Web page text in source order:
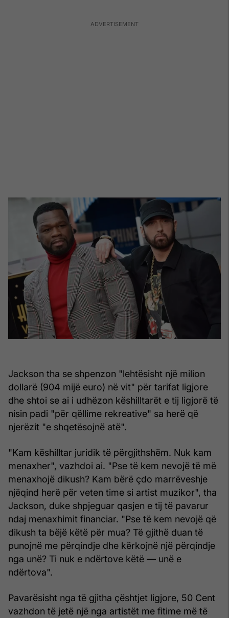
Jackson tha se shpenzon "lehtësisht një milion
dollarë (904 mijë euro) në vit" për tarifat ligjore
dhe shtoi se ai i udhëzon këshilltarët e tij ligjorë të
nisin padi "për qëllime rekreative" sa herë që
njerëzit "e shqetësojnë atë".
"Kam këshilltar juridik të përgjithshëm. Nuk kam
menaxher", vazhdoi ai. "Pse të kem nevojë të më
menaxhojë dikush? Kam bërë çdo marrëveshje
njëqind herë për veten time si artist muzikor", tha
Jackson, duke shpjeguar qasjen e tij të pavarur
ndaj menaxhimit financiar. "Pse të kem nevojë që
dikush ta bëjë këtë për mua? Të gjithë duan të
punojnë me përqindje dhe kërkojnë një përqindje
nga unë? Ti nuk e ndërtove këtë — unë e
ndërtova".
Pavarësisht nga të gjitha çështjet ligjore, 50 Cent
vazhdon të jetë një nga artistët me fitime më të